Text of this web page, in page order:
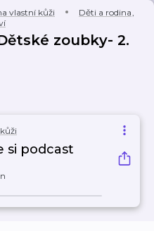
vlastní kůži Děti a rodina,
zoubky- 2.
si podcast